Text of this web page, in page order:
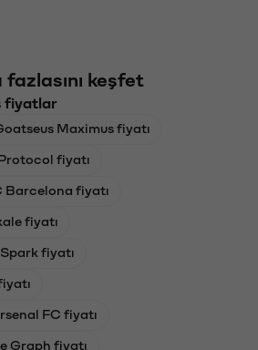
keşfet
fiyatlar
Maximus fiyatı
fiyatı
Barcelona fiyatı
fiyatı
fiyatı
FC fiyatı
Graph fiyatı